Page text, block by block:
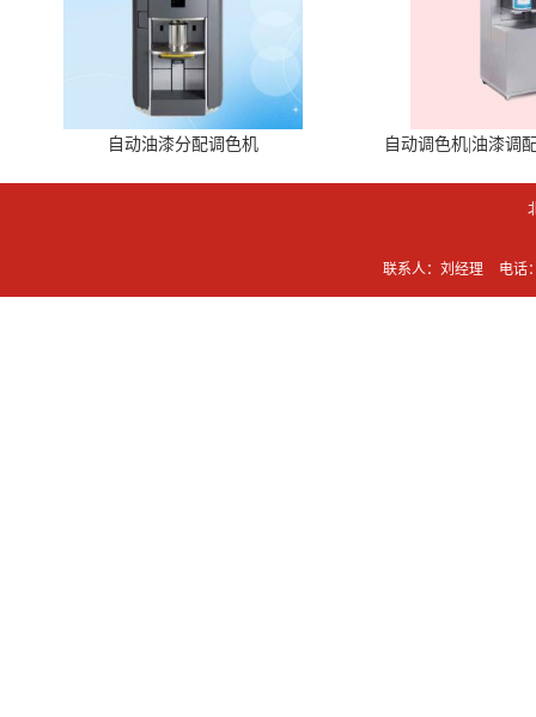
自动油漆分配调色机 自动调色机|油漆调
联系人：刘经理 电话